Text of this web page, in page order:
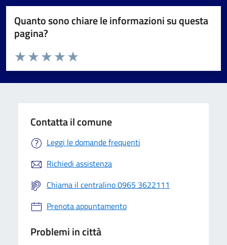
Quanto sono chiare le informazioni su questa
pagina?
Valuta da 1 a 5 stelle la pagina
Valuta 5 stelle su 5
Valuta 4 stelle su 5
Valuta 3 stelle su 5
Valuta 2 stelle su 5
Valuta 1 stelle su 5
Contatta il comune
Leggi le domande frequenti
Richiedi assistenza
Chiama il centralino 0965 3622111
Prenota appuntamento
Problemi in città